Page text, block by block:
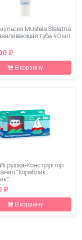
Mustela Stelatria
туба 40 мл
₽
В корзину
Конструктор
"Кораблик,
₽
В корзину